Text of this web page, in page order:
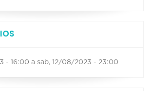
- 16:00 a sab, 12/08/2023 - 23:00